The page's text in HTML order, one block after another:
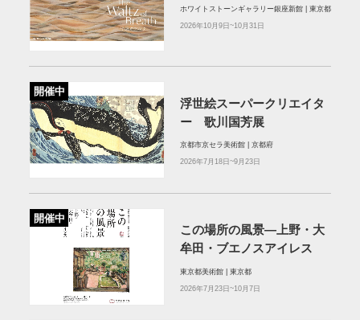
ホワイトストーンギャラリー銀座新館 | 東京都
2026年10月9日~10月31日
開催中
浮世絵スーパークリエイタ
ー 歌川国芳展
京都市京セラ美術館 | 京都府
2026年7月18日~9月23日
開催中
この場所の風景―上野・大
牟田・ブエノスアイレス
東京都美術館 | 東京都
2026年7月23日~10月7日